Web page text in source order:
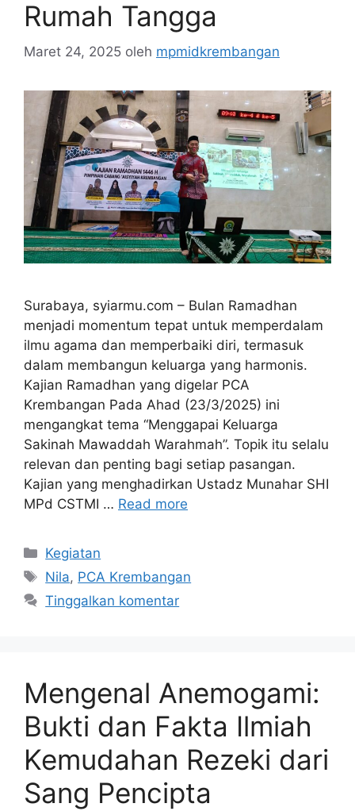
Rumah Tangga
Maret 24, 2025 oleh mpmidkrembangan
Surabaya, syiarmu.com – Bulan Ramadhan
menjadi momentum tepat untuk memperdalam
ilmu agama dan memperbaiki diri, termasuk
dalam membangun keluarga yang harmonis.
Kajian Ramadhan yang digelar PCA
Krembangan Pada Ahad (23/3/2025) ini
mengangkat tema “Menggapai Keluarga
Sakinah Mawaddah Warahmah”. Topik itu selalu
relevan dan penting bagi setiap pasangan.
Kajian yang menghadirkan Ustadz Munahar SHI
MPd CSTMI … Read more
Kategori
Kegiatan
Tag
Nila, PCA Krembangan
Tinggalkan komentar
Mengenal Anemogami:
Bukti dan Fakta Ilmiah
Kemudahan Rezeki dari
Sang Pencipta